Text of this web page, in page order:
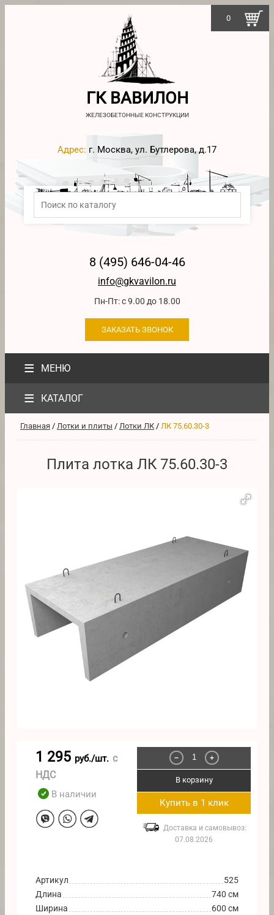
ГК ВАВИЛОН
ЖЕЛЕЗОБЕТОННЫЕ КОНСТРУКЦИИ
Адрес: г. Москва, ул. Бутлерова, д.17
8 (495) 646-04-46
info@gkvavilon.ru
Пн-Пт: с 9.00 до 18.00
ЗАКАЗАТЬ ЗВОНОК
≡ МЕНЮ
0
≡ КАТАЛОГ
Главная / Лотки и плиты / Лотки ЛК / ЛК 75.60.30-3
Плита лотка ЛК 75.60.30-3
1 295 руб./шт. с
НДС
В наличии
− +
В корзину
Купить в 1 клик
Доставка и самовывоз:
07.08.2026
Артикул
525
Длина
740 см
Ширина
600 см